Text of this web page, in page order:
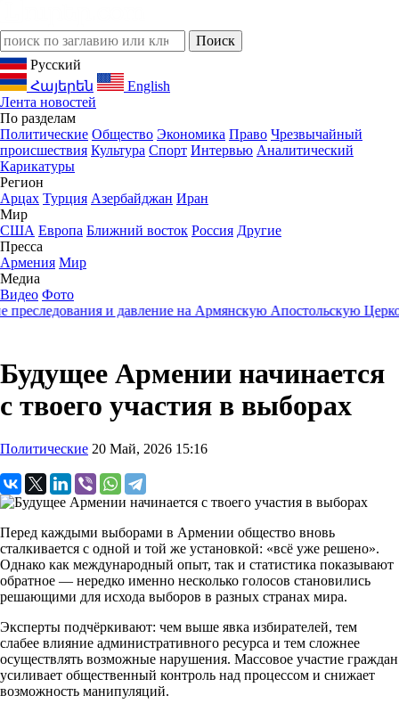
Русский
Հայերեն
English
Лента новостей
По разделам
Политические Общество Экономика Право Чрезвычайный
происшествия Культура Спорт Интервью Аналитический
Карикатуры
Регион
Арцах Турция Азербайджан Иран
Мир
США Европа Ближний восток Россия Другие
Пресса
Армения Мир
Медиа
Видео Фото
и давление на Армянскую Апостольскую Церковь
Будущее Армении начинается
с твоего участия в выборах
Политические 20 Май, 2026 15:16
Перед каждыми выборами в Армении общество вновь
сталкивается с одной и той же установкой: «всё уже решено».
Однако как международный опыт, так и статистика показывают
обратное — нередко именно несколько голосов становились
решающими для исхода выборов в разных странах мира.
Эксперты подчёркивают: чем выше явка избирателей, тем
слабее влияние административного ресурса и тем сложнее
осуществлять возможные нарушения. Массовое участие граждан
усиливает общественный контроль над процессом и снижает
возможность манипуляций.